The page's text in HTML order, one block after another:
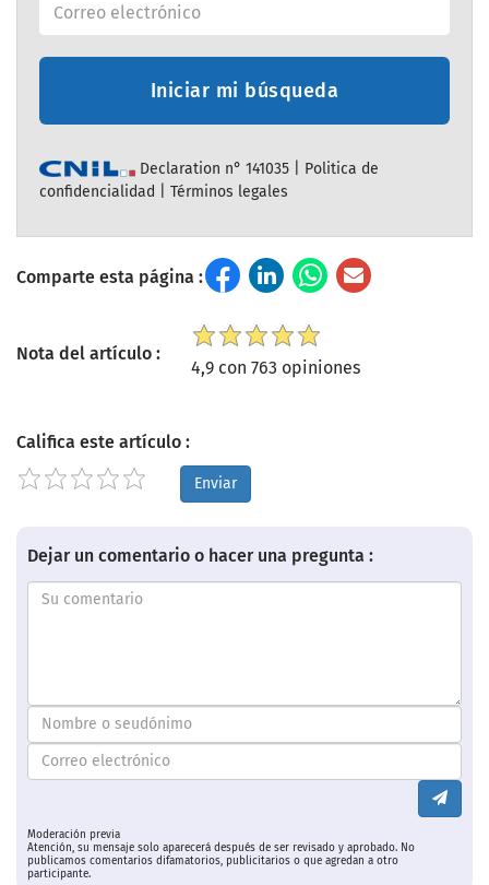
Iniciar mi búsqueda
Declaration n° 141035 | Politica de
confidencialidad
Términos legales
Comparte esta página :
Nota del artículo :
4,9 con 763 opiniones
Califica este artículo :
Enviar
Dejar un comentario o hacer una pregunta :
Moderación previa
Atención, su mensaje solo aparecerá después de ser revisado y aprobado. No
publicamos comentarios difamatorios, publicitarios o que agredan a otro
participante.